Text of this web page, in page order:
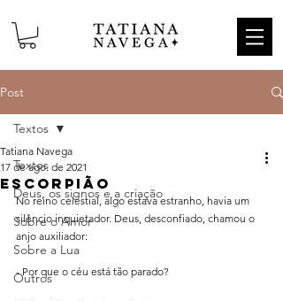
Post
Textos
Deus, os signos e a criação
Sobre o Amor
Sobre a Lua
Outros
Textos
Escorpião
Tatiana Navega
17 de ago. de 2021
No reino celestial, algo estava estranho, havia um
silêncio inquietador. Deus, desconfiado, chamou o
anjo auxiliador:
- Por que o céu está tão parado?